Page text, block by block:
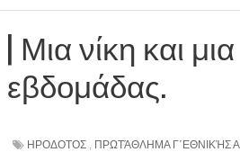
νίκη και
εβδομάδας.
ΗΡΟΔΟΤΟΣ , ΠΡΩΤΆΘΛΗΜΑ Γ΄ΕΘΝΙΚΉΣ